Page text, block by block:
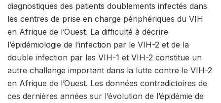
diagnostiques des patients doublements infectés dans
les centres de prise en charge périphériques du VIH
en Afrique de l’Ouest. La difficulté à décrire
l’épidémiologie de l’infection par le VIH-2 et de la
double infection par les VIH-1 et VIH-2 constitue un
autre challenge important dans la lutte contre le VIH-2
en Afrique de l’Ouest. Les données contradictoires de
ces dernières années sur l’évolution de l’épidémie de